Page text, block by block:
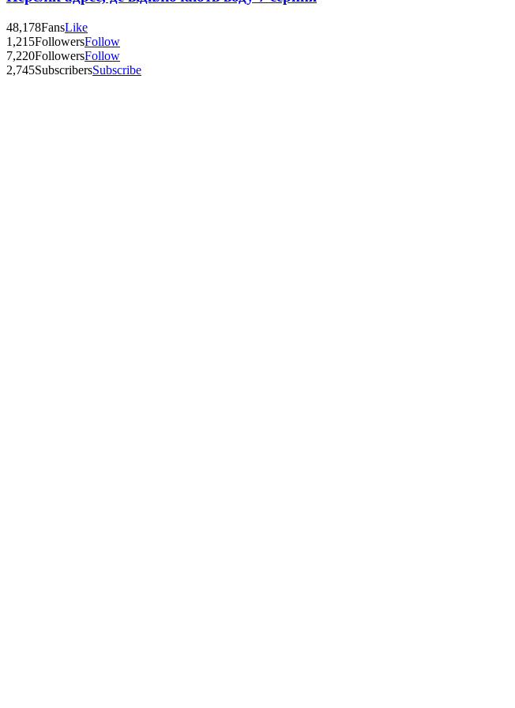
48,178FansLike
1,215FollowersFollow
7,220FollowersFollow
2,745SubscribersSubscribe